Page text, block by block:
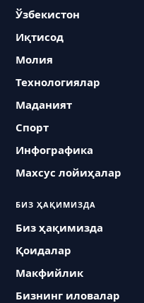
Ўзбекистон
Иқтисод
Молия
Технологиялар
Маданият
Спорт
Инфографика
Махсус лойиҳалар
БИЗ ҲАҚИМИЗДА
Биз ҳақимизда
Қоидалар
Макфийлик
Бизнинг иловалар